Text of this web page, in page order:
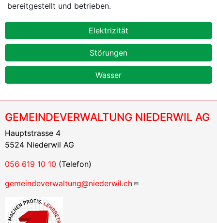
bereitgestellt und betrieben.
EW Elektrizität
Störungen
Wasser
GEMEINDEVERWALTUNG NIEDERWIL AG
Hauptstrasse 4
5524 Niederwil AG
056 619 10 10 (Telefon)
gemeindeverwaltung@niederwil.ch